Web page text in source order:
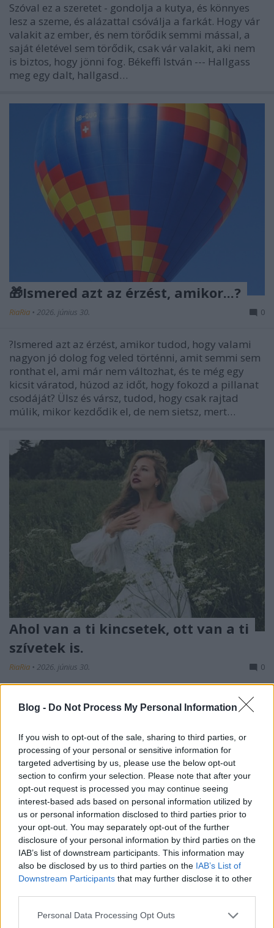
Blog - Do Not Process My Personal Information
If you wish to opt-out of the sale, sharing to third parties, or
processing of your personal or sensitive information for
targeted advertising by us, please use the below opt-out
section to confirm your selection. Please note that after your
opt-out request is processed you may continue seeing
interest-based ads based on personal information utilized by
us or personal information disclosed to third parties prior to
your opt-out. You may separately opt-out of the further
disclosure of your personal information by third parties on the
IAB’s list of downstream participants. This information may
also be disclosed by us to third parties on the IAB’s List of
Downstream Participants that may further disclose it to other
Please note that this website/app uses one or more Google
Personal Data Processing Opt Outs
Szóval ez a szeretet - gondolja a kutya, és könnyes
lesz a szeme, és alázattal csóválja a farkát. Hogy vár
valakit az ember, és nem törődik semmi mással, a
saját életével sem törődik, csak vár valakit, aki nem
is biztos, hogy jönni fog. Békeffi István --- Hallgass
meg egy dalt, hallgasd…
🎁Ismered azt az érzést, amikor...?
RiaRia • 2026. június 30. 0
?Ismered azt az érzést, amikor tudod, hogy valami
nagyon jó dolog fog veled történni, amit semmi sem
ronthat el, ami már nem változhat, és te még egy
kicsit váratod, húzod az időt, hogy fokozd a pillanat
csodáját? Ülsz és vársz, tudod, hogy csak rajtad
múlik, mikor kezdődik el, de nem sietsz, mert…
Ahol van a ti kincsetek, ott van a ti
szívetek is.
RiaRia • 2026. június 30. 0
El sem hinnénk, milyen csodákra vagyunk képesek,
és azt sem hinnénk el sokszor, hogy ezek a csodák,
egy fillérbe sem, ezek ingyen vannak, csak tőlünk
függ, hogy megteszünk valamit vagy sem. Ilyen
például az esti naplóírás, amikor hálát adunk a jó…